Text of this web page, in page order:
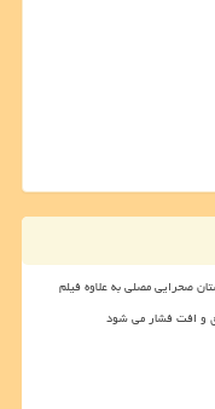
و افت فشار می شود